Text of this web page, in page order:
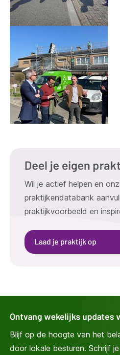
Deel je eigen
Wil je actief helpen en
praktijkendatabank
praktijkvoorbeeld en
Laad je praktijk op
Ontvang wekelijks updates
Blijf op de hoogte van het
door lokale besturen. Schrijf